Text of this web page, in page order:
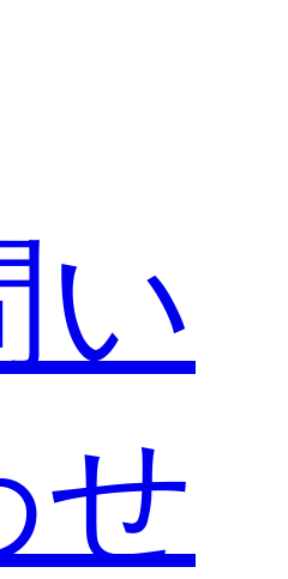
い
せ